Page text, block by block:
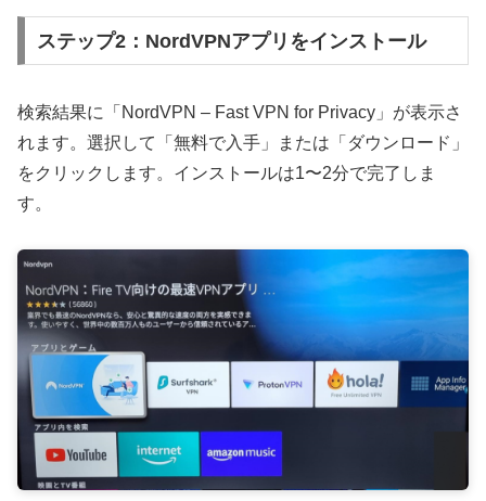
ステップ2：NordVPNアプリをインストール
検索結果に「NordVPN – Fast VPN for Privacy」が表示さ
れます。選択して「無料で入手」または「ダウンロード」
をクリックします。インストールは1〜2分で完了しま
す。